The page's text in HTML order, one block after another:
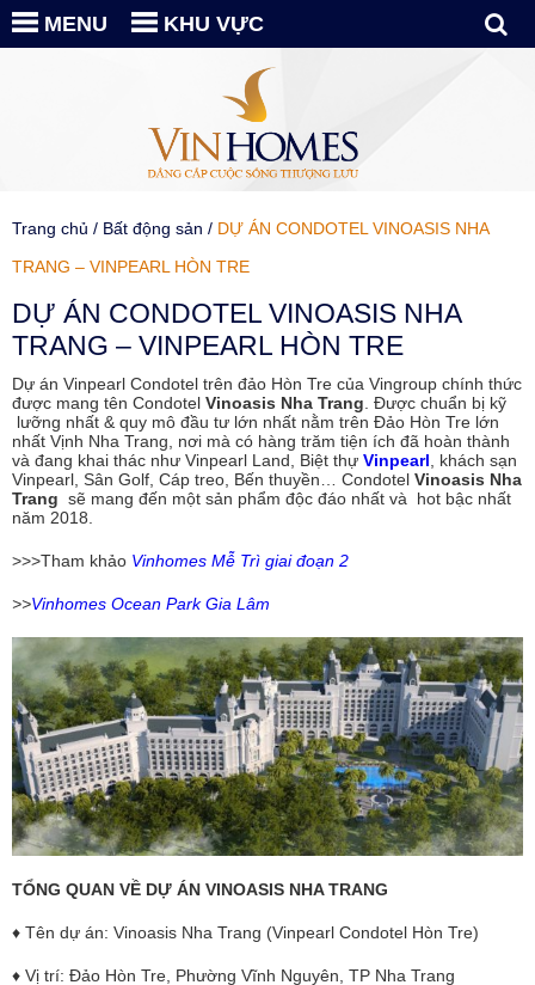
MENU KHU VỰC
Trang chủ / Bất động sản / DỰ ÁN CONDOTEL VINOASIS NHA
TRANG – VINPEARL HÒN TRE
DỰ ÁN CONDOTEL VINOASIS NHA
TRANG – VINPEARL HÒN TRE
Dự án Vinpearl Condotel trên đảo Hòn Tre của Vingroup chính thức
được mang tên Condotel Vinoasis Nha Trang . Được chuẩn bị kỹ
lưỡng nhất & quy mô đầu tư lớn nhất nằm trên Đảo Hòn Tre lớn
nhất Vịnh Nha Trang, nơi mà có hàng trăm tiện ích đã hoàn thành
và đang khai thác như Vinpearl Land, Biệt thự Vinpearl , khách sạn
Vinpearl, Sân Golf, Cáp treo, Bến thuyền… Condotel Vinoasis Nha
Trang sẽ mang đến một sản phẩm độc đáo nhất và hot bậc nhất
năm 2018.
>>>Tham khảo Vinhomes Mễ Trì giai đoạn 2
>>Vinhomes Ocean Park Gia Lâm
TỔNG QUAN VỀ DỰ ÁN VINOASIS NHA TRANG
♦ Tên dự án: Vinoasis Nha Trang (Vinpearl Condotel Hòn Tre)
♦ Vị trí: Đảo Hòn Tre, Phường Vĩnh Nguyên, TP Nha Trang